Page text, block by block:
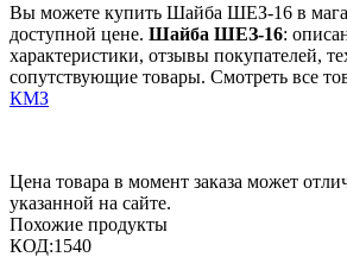
Вы можете купить Шайба ШЕЗ-16 в
доступной цене. Шайба ШЕЗ-16:
характеристики, отзывы покупателей,
сопутствующие товары. Смотреть все
КМЗ
Цена товара в момент заказа может
указанной на сайте.
Похожие продукты
КОД:1540